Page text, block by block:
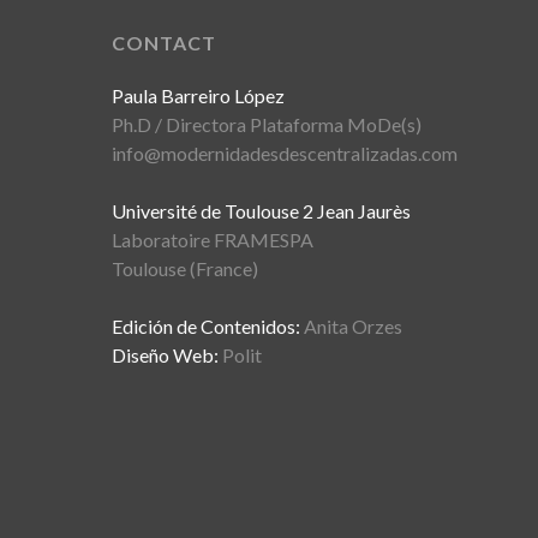
CONTACT
Paula Barreiro López
Ph.D / Directora Plataforma MoDe(s)
info@modernidadesdescentralizadas.com
Université de Toulouse 2 Jean Jaurès
Laboratoire FRAMESPA
Toulouse (France)
Edición de Contenidos: Anita Orzes
Diseño Web: Polit